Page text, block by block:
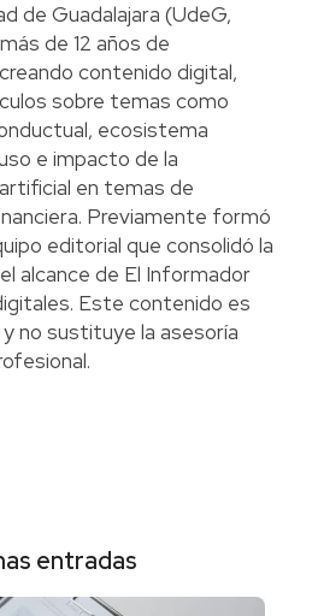
de Guadalajara (UdeG,
de 12 años de
contenido digital,
sobre temas como
ecosistema
e impacto de la
en temas de
Previamente formó
editorial que consolidó la
alcance de El Informador
Este contenido es
no sustituye la asesoría
entradas